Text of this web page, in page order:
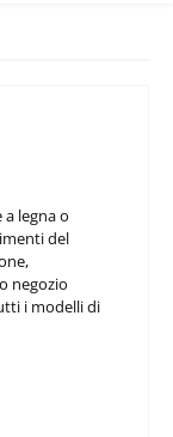
legna o
del
negozio
i modelli di